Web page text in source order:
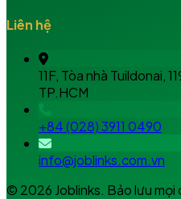
Liên hệ
11F, Tòa nhà Tuildonai,
TP.HCM
+84 (028) 3911 0490
info@joblinks.com.vn
© 2026 Joblinks. Bảo lưu mọi